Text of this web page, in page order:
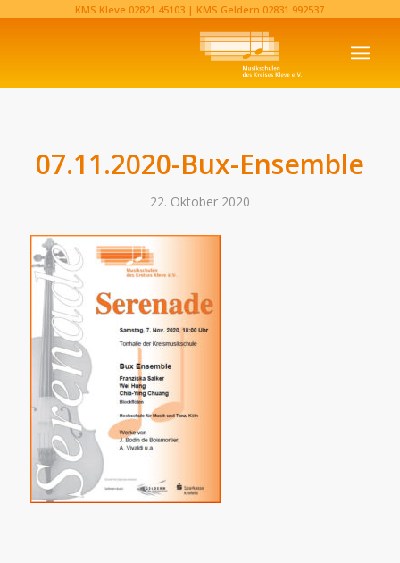
KMS Kleve 02821 45103‬ | KMS Geldern 02831 992537‬
07.11.2020-Bux-Ensemble
22. Oktober 2020